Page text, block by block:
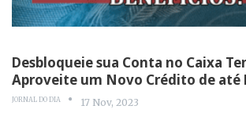
Desbloqueie sua Conta no Caixa
Aproveite um Novo Crédito de até
JORNAL DO DIA 17 Nov, 2023